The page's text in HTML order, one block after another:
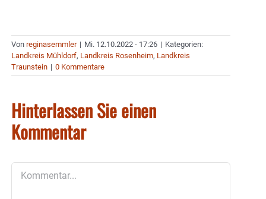
Von reginasemmler | Mi. 12.10.2022 - 17:26 | Kategorien:
Landkreis Mühldorf, Landkreis Rosenheim, Landkreis
Traunstein | 0 Kommentare
Hinterlassen Sie einen
Kommentar